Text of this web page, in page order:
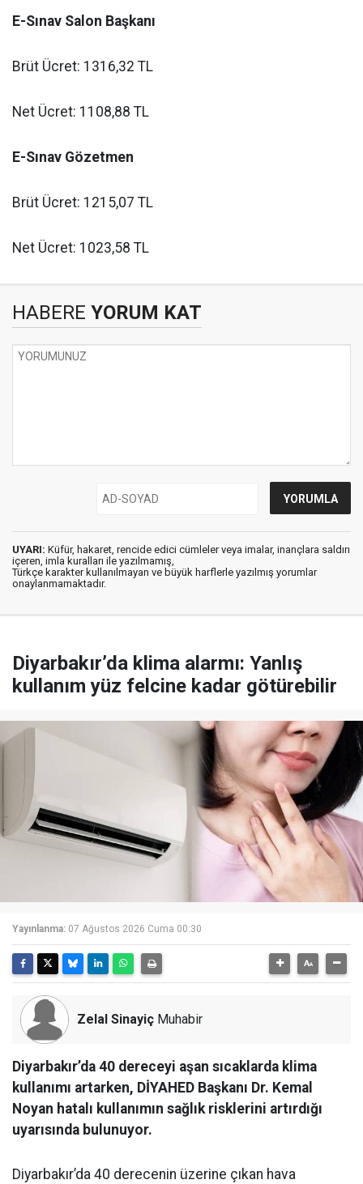
E-Sınav Salon Başkanı
Brüt Ücret: 1316,32 TL
Net Ücret: 1108,88 TL
E-Sınav Gözetmen
Brüt Ücret: 1215,07 TL
Net Ücret: 1023,58 TL
HABERE YORUM KAT
UYARI: Küfür, hakaret, rencide edici cümleler veya imalar, inançlara saldırı
içeren, imla kuralları ile yazılmamış,
Türkçe karakter kullanılmayan ve büyük harflerle yazılmış yorumlar
onaylanmamaktadır.
Diyarbakır’da klima alarmı: Yanlış
kullanım yüz felcine kadar götürebilir
Yayınlanma: 07 Ağustos 2026 Cuma 00:30
Zelal Sinayiç Muhabir
Diyarbakır’da 40 dereceyi aşan sıcaklarda klima
kullanımı artarken, DİYAHED Başkanı Dr. Kemal
Noyan hatalı kullanımın sağlık risklerini artırdığı
uyarısında bulunuyor.
Diyarbakır’da 40 derecenin üzerine çıkan hava